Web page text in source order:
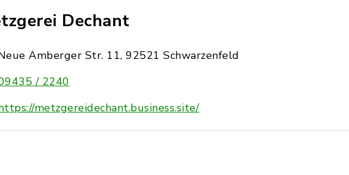
Dechant
Amberger Str. 11, 92521 Schwarzenfeld
/ 2240
metzgereidechant.business.site/